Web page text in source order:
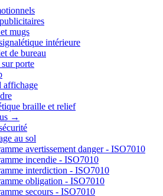
mugs
intérieure
de bureau
porte
affichage
braille et relief
→
au sol
avertissement danger - ISO7010
incendie - ISO7010
interdiction - ISO7010
obligation - ISO7010
secours - ISO7010